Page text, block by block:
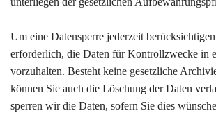
Um eine Datensperre jederzeit
erforderlich, die Daten für Kontrollzwecke in
vorzuhalten. Besteht keine gesetzliche
können Sie auch die Löschung der Daten
sperren wir die Daten, sofern Sie dies